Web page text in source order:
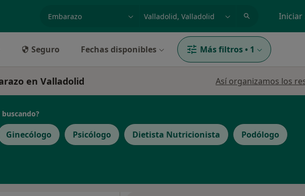
Iniciar
Seguro Fechas disponibles Más filtros • 1
en Valladolid Así organizamos los
buscando?
Ginecólogo Psicólogo Dietista Nutricionista Podólogo